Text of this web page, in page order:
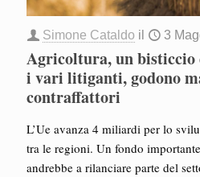
Simone Cataldo il 3
Agricoltura, un
i vari litiganti, godono
contraffattori
L’Ue avanza 4 miliardi per lo
tra le regioni. Un fondo
andrebbe a rilanciare parte del